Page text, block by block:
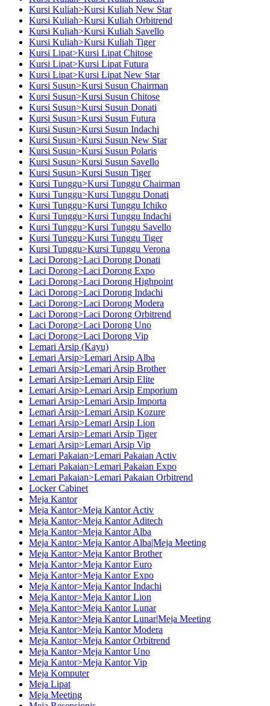
Kursi Kuliah>Kursi Kuliah New Star
Kursi Kuliah>Kursi Kuliah Orbitrend
Kursi Kuliah>Kursi Kuliah Savello
Kursi Kuliah>Kursi Kuliah Tiger
Kursi Lipat>Kursi Lipat Chitose
Kursi Lipat>Kursi Lipat Futura
Kursi Lipat>Kursi Lipat New Star
Kursi Susun>Kursi Susun Chairman
Kursi Susun>Kursi Susun Chitose
Kursi Susun>Kursi Susun Donati
Kursi Susun>Kursi Susun Futura
Kursi Susun>Kursi Susun Indachi
Kursi Susun>Kursi Susun New Star
Kursi Susun>Kursi Susun Polaris
Kursi Susun>Kursi Susun Savello
Kursi Susun>Kursi Susun Tiger
Kursi Tunggu>Kursi Tunggu Chairman
Kursi Tunggu>Kursi Tunggu Donati
Kursi Tunggu>Kursi Tunggu Ichiko
Kursi Tunggu>Kursi Tunggu Indachi
Kursi Tunggu>Kursi Tunggu Savello
Kursi Tunggu>Kursi Tunggu Tiger
Kursi Tunggu>Kursi Tunggu Verona
Laci Dorong>Laci Dorong Donati
Laci Dorong>Laci Dorong Expo
Laci Dorong>Laci Dorong Highpoint
Laci Dorong>Laci Dorong Indachi
Laci Dorong>Laci Dorong Modera
Laci Dorong>Laci Dorong Orbitrend
Laci Dorong>Laci Dorong Uno
Laci Dorong>Laci Dorong Vip
Lemari Arsip (Kayu)
Lemari Arsip>Lemari Arsip Alba
Lemari Arsip>Lemari Arsip Brother
Lemari Arsip>Lemari Arsip Elite
Lemari Arsip>Lemari Arsip Emporium
Lemari Arsip>Lemari Arsip Importa
Lemari Arsip>Lemari Arsip Kozure
Lemari Arsip>Lemari Arsip Lion
Lemari Arsip>Lemari Arsip Tiger
Lemari Arsip>Lemari Arsip Vip
Lemari Pakaian>Lemari Pakaian Activ
Lemari Pakaian>Lemari Pakaian Expo
Lemari Pakaian>Lemari Pakaian Orbitrend
Locker Cabinet
Meja Kantor
Meja Kantor>Meja Kantor Activ
Meja Kantor>Meja Kantor Aditech
Meja Kantor>Meja Kantor Alba
Meja Kantor>Meja Kantor Alba|Meja Meeting
Meja Kantor>Meja Kantor Brother
Meja Kantor>Meja Kantor Euro
Meja Kantor>Meja Kantor Expo
Meja Kantor>Meja Kantor Indachi
Meja Kantor>Meja Kantor Lion
Meja Kantor>Meja Kantor Lunar
Meja Kantor>Meja Kantor Lunar|Meja Meeting
Meja Kantor>Meja Kantor Modera
Meja Kantor>Meja Kantor Orbitrend
Meja Kantor>Meja Kantor Uno
Meja Kantor>Meja Kantor Vip
Meja Komputer
Meja Lipat
Meja Meeting